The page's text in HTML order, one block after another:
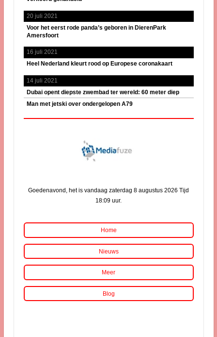
20 juli 2021
Voor het eerst rode panda’s geboren in DierenPark
Amersfoort
16 juli 2021
Heel Nederland kleurt rood op Europese coronakaart
14 juli 2021
Dubai opent diepste zwembad ter wereld: 60 meter diep
Man met jetski over ondergelopen A79
Goedenavond, het is vandaag zaterdag 8 augustus 2026 Tijd
18:09 uur.
Home
Nieuws
Meer
Blog